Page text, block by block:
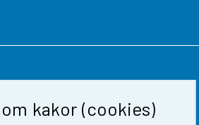
kakor (cookies)